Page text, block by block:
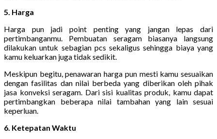
5. Harga
Harga pun jadi point penting yang jangan lepas dari
pertimbanganmu. Pembuatan seragam biasanya langsung
dilakukan untuk sebagian pcs sekaligus sehingga biaya yang
kamu keluarkan juga tidak sedikit.
Meskipun begitu, penawaran harga pun mesti kamu sesuaikan
dengan fasilitas dan nilai berbeda yang diberikan oleh pihak
jasa konveksi seragam. Dari sisi kualitas produk, kamu dapat
pertimbangkan beberapa nilai tambahan yang lain sesuai
keperluan.
6. Ketepatan Waktu